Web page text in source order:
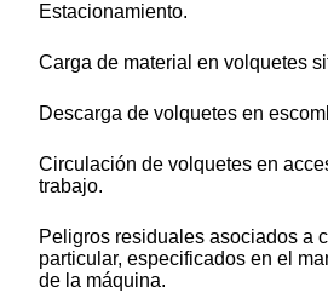
Estacionamiento.
Carga de material en volquetes
Descarga de volquetes en
Circulación de volquetes en
trabajo.
Peligros residuales asociados a
particular, especificados en el
de la máquina.